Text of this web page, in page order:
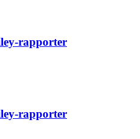
rapporter
rapporter